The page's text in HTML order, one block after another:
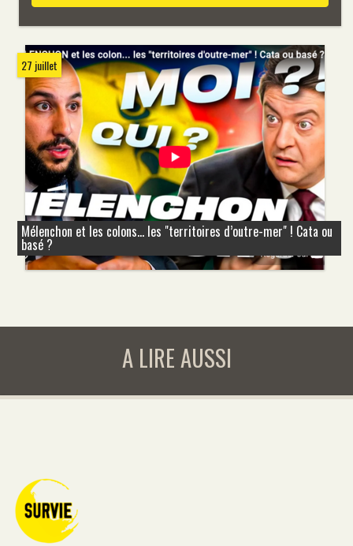
27 juillet
Mélenchon et les colons... les "territoires d’outre-mer" ! Cata ou
basé ?
A LIRE AUSSI